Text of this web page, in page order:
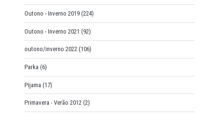
Outono - Inverno 2019 (224)
Outono - Inverno 2021 (92)
outono/inverno 2022 (106)
Parka (6)
Pijama (17)
Primavera - Verão 2012 (2)